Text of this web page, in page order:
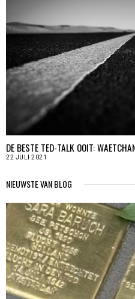
DE BESTE TED-TALK OOIT:
22 JULI 2021
NIEUWSTE VAN BLOG